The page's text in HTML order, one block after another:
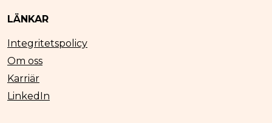
LÄNKAR
Integritetspolicy
Om oss
Karriär
LinkedIn